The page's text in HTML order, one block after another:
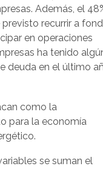
Además, el
recurrir a
en operaciones
ha tenido
deuda en el último
como la
para la economía
se suman el